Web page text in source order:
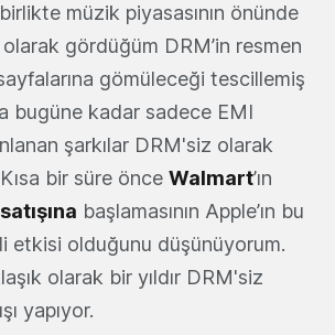
müzik piyasasının önünde
gördüğüm DRM’in resmen
gömüleceği tescillemiş
bugüne kadar sadece EMI
şarkılar DRM'siz olarak
bir süre önce Walmart’ın
satışına başlamasının Apple’ın bu
etkisi olduğunu düşünüyorum.
olarak bir yıldır DRM'siz
yapıyor.